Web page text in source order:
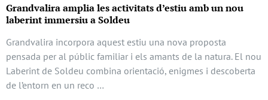
Grandvalira amplia les activitats d’estiu amb un nou
laberint immersiu a Soldeu
Grandvalira incorpora aquest estiu una nova proposta
pensada per al públic familiar i els amants de la natura. El nou
Laberint de Soldeu combina orientació, enigmes i descoberta
de l’entorn en un reco …